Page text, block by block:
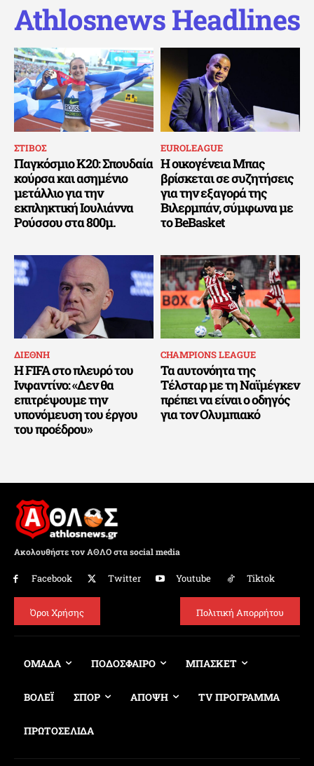
Athlosnews Headlines
ΣΤΙΒΟΣ
Παγκόσμιο Κ20: Σπουδαία
κούρσα και ασημένιο
μετάλλιο για την
εκπληκτική Ιουλιάννα
Ρούσσου στα 800μ.
EUROLEAGUE
Η οικογένεια Μπας
βρίσκεται σε συζητήσεις
για την εξαγορά της
Βιλερμπάν, σύμφωνα με
το BeBasket
ΔΙΕΘΝΗ
Η FIFA στο πλευρό του
Ινφαντίνο: «Δεν θα
επιτρέψουμε την
υπονόμευση του έργου
του προέδρου»
CHAMPIONS LEAGUE
Τα αυτονόητα της
Τέλσταρ με τη Ναϊμέγκεν
πρέπει να είναι ο οδηγός
για τον Ολυμπιακό
Ακολουθήστε τον ΑΘΛΟ στα social media
Facebook Twitter Youtube Tiktok
Όροι Χρήσης Πολιτική Απορρήτου
ΟΜΑΔΑ ΠΟΔΟΣΦΑΙΡΟ ΜΠΑΣΚΕΤ
ΒΟΛΕΪ ΣΠΟΡ ΑΠΟΨΗ TV ΠΡΟΓΡΑΜΜΑ
ΠΡΩΤΟΣΕΛΙΔΑ